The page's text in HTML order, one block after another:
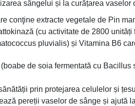
sângelui și la curățarea vaselor
conţine extracte vegetale de Pin
(cu activitate de 2800
pluvialis) și Vitamina B6
de soia fermentată cu
prin protejarea celulelor și
pereții vaselor de sânge și ajută